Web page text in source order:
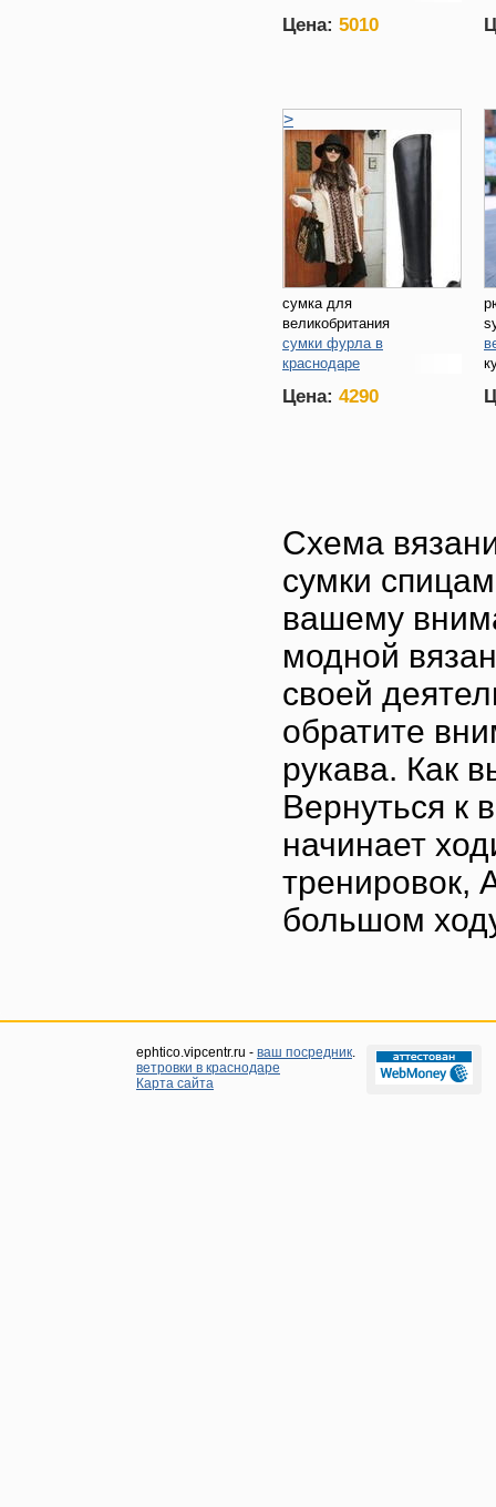
Цена: 5010
>
сумка для
великобритания
сумки фурла в
краснодаре
королеве
Цена: 4290
Схема
сумки
вашему
модной
своей
обратите
рукава. Как
Вернуться к
начинает
тренировок,
большом
ephtico.vipcentr.ru - ваш посредник.
ветровки в крaснодaре
Карта сайта